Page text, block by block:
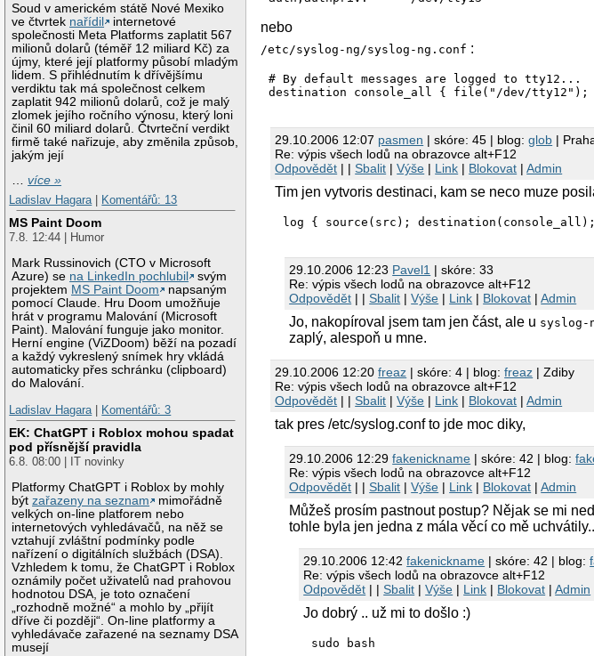
Soud v americkém státě Nové Mexiko
ve čtvrtek nařídil
internetové
společnosti Meta Platforms zaplatit 567
milionů dolarů (téměř 12 miliard Kč) za
újmy, které její platformy působí mladým
lidem. S přihlédnutím k dřívějšímu
verdiktu tak má společnost celkem
zaplatit 942 milionů dolarů, což je malý
zlomek jejího ročního výnosu, který loni
činil 60 miliard dolarů. Čtvrteční verdikt
firmě také nařizuje, aby změnila způsob,
jakým její
…více »
Ladislav Hagara
Komentářů: 13
MS Paint Doom
7.8. 12:44 | Humor
Mark Russinovich (CTO v Microsoft
Azure) se na LinkedIn pochlubil
svým
projektem MS Paint Doom
napsaným
pomocí Claude. Hru Doom umožňuje
hrát v programu Malování (Microsoft
Paint). Malování funguje jako monitor.
Herní engine (ViZDoom) běží na pozadí
a každý vykreslený snímek hry vkládá
automaticky přes schránku (clipboard)
do Malování.
Ladislav Hagara
Komentářů: 3
EK: ChatGPT i Roblox mohou spadat
pod přísnější pravidla
6.8. 08:00 | IT novinky
Platformy ChatGPT i Roblox by mohly
býtzařazeny na seznam
mimořádně
velkých on-line platforem nebo
internetových vyhledávačů, na něž se
vztahují zvláštní podmínky podle
nařízení o digitálních službách (DSA).
Vzhledem k tomu, že ChatGPT i Roblox
oznámily počet uživatelů nad prahovou
hodnotou DSA, je toto označení
„rozhodně možné“ a mohlo by „přijít
dříve či později“. On-line platformy a
vyhledávače zařazené na seznamy DSA
musejí
nebo
/etc/syslog-ng/syslog-ng.conf :
# By default messages are logged to tty12...
29.10.2006 12:07 pasmen | skóre: 45 | blog:glob |
Re: výpis všech lodů na obrazovce alt+F12
Odpovědět | |Sbalit |Výše | Link | Blokovat |Admin
Tim jen vytvoris destinaci, kam se neco muze
log { source(src);
29.10.2006 12:23 Pavel1 | skóre: 33
Re: výpis všech lodů na obrazovce alt+F12
Odpovědět | |Sbalit |Výše | Link | Blokovat |Admin
Jo, nakopíroval jsem tam jen část, ale u syslog-
zaplý, alespoň u mne.
29.10.2006 12:20freaz | skóre: 4 | blog:freaz | Zdiby
Re: výpis všech lodů na obrazovce alt+F12
Odpovědět | |Sbalit |Výše | Link | Blokovat |Admin
tak pres /etc/syslog.conf to jde moc diky,
29.10.2006 12:29fakenickname | skóre: 42 | blog:
Re: výpis všech lodů na obrazovce alt+F12
Odpovědět | |Sbalit |Výše | Link | Blokovat |Admin
Můžeš prosím pastnout postup? Nějak se mi
tohle byla jen jedna z mála věcí co mě
29.10.2006 12:42fakenickname | skóre: 42 | blog:
Re: výpis všech lodů na obrazovce alt+F12
Odpovědět | |Sbalit |Výše | Link | Blokovat |Admin
Jo dobrý .. už mi to došlo :)
sudo bash